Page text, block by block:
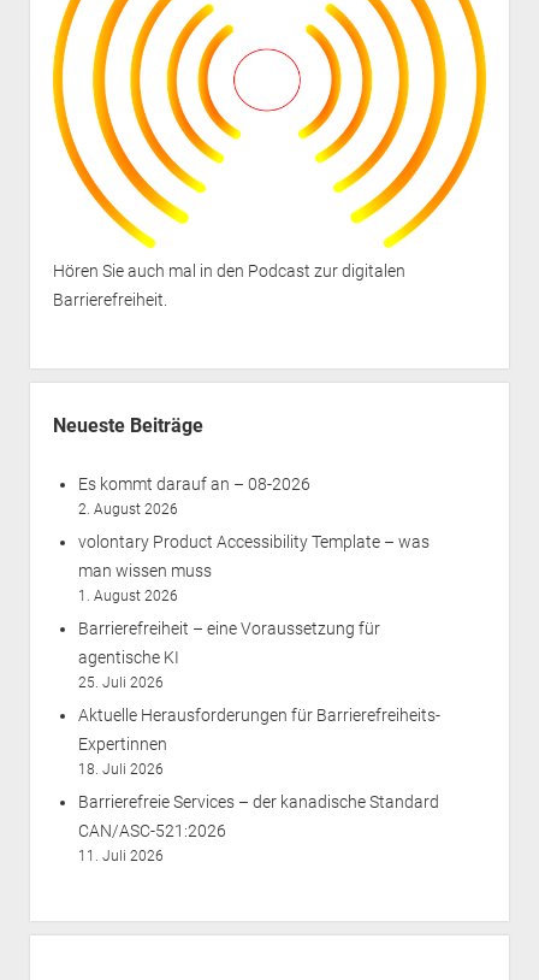
Hören Sie auch mal in den Podcast zur digitalen
Barrierefreiheit
Neueste Beiträge
Es kommt darauf an – 08-2026
2. August 2026
volontary Product Accessibility Template – was
man wissen muss
1. August 2026
Barrierefreiheit – eine Voraussetzung für
agentische KI
25. Juli 2026
Aktuelle Herausforderungen für Barrierefreiheits-
Expertinnen
18. Juli 2026
Barrierefreie Services – der kanadische Standard
CAN/ASC-521:2026
11. Juli 2026